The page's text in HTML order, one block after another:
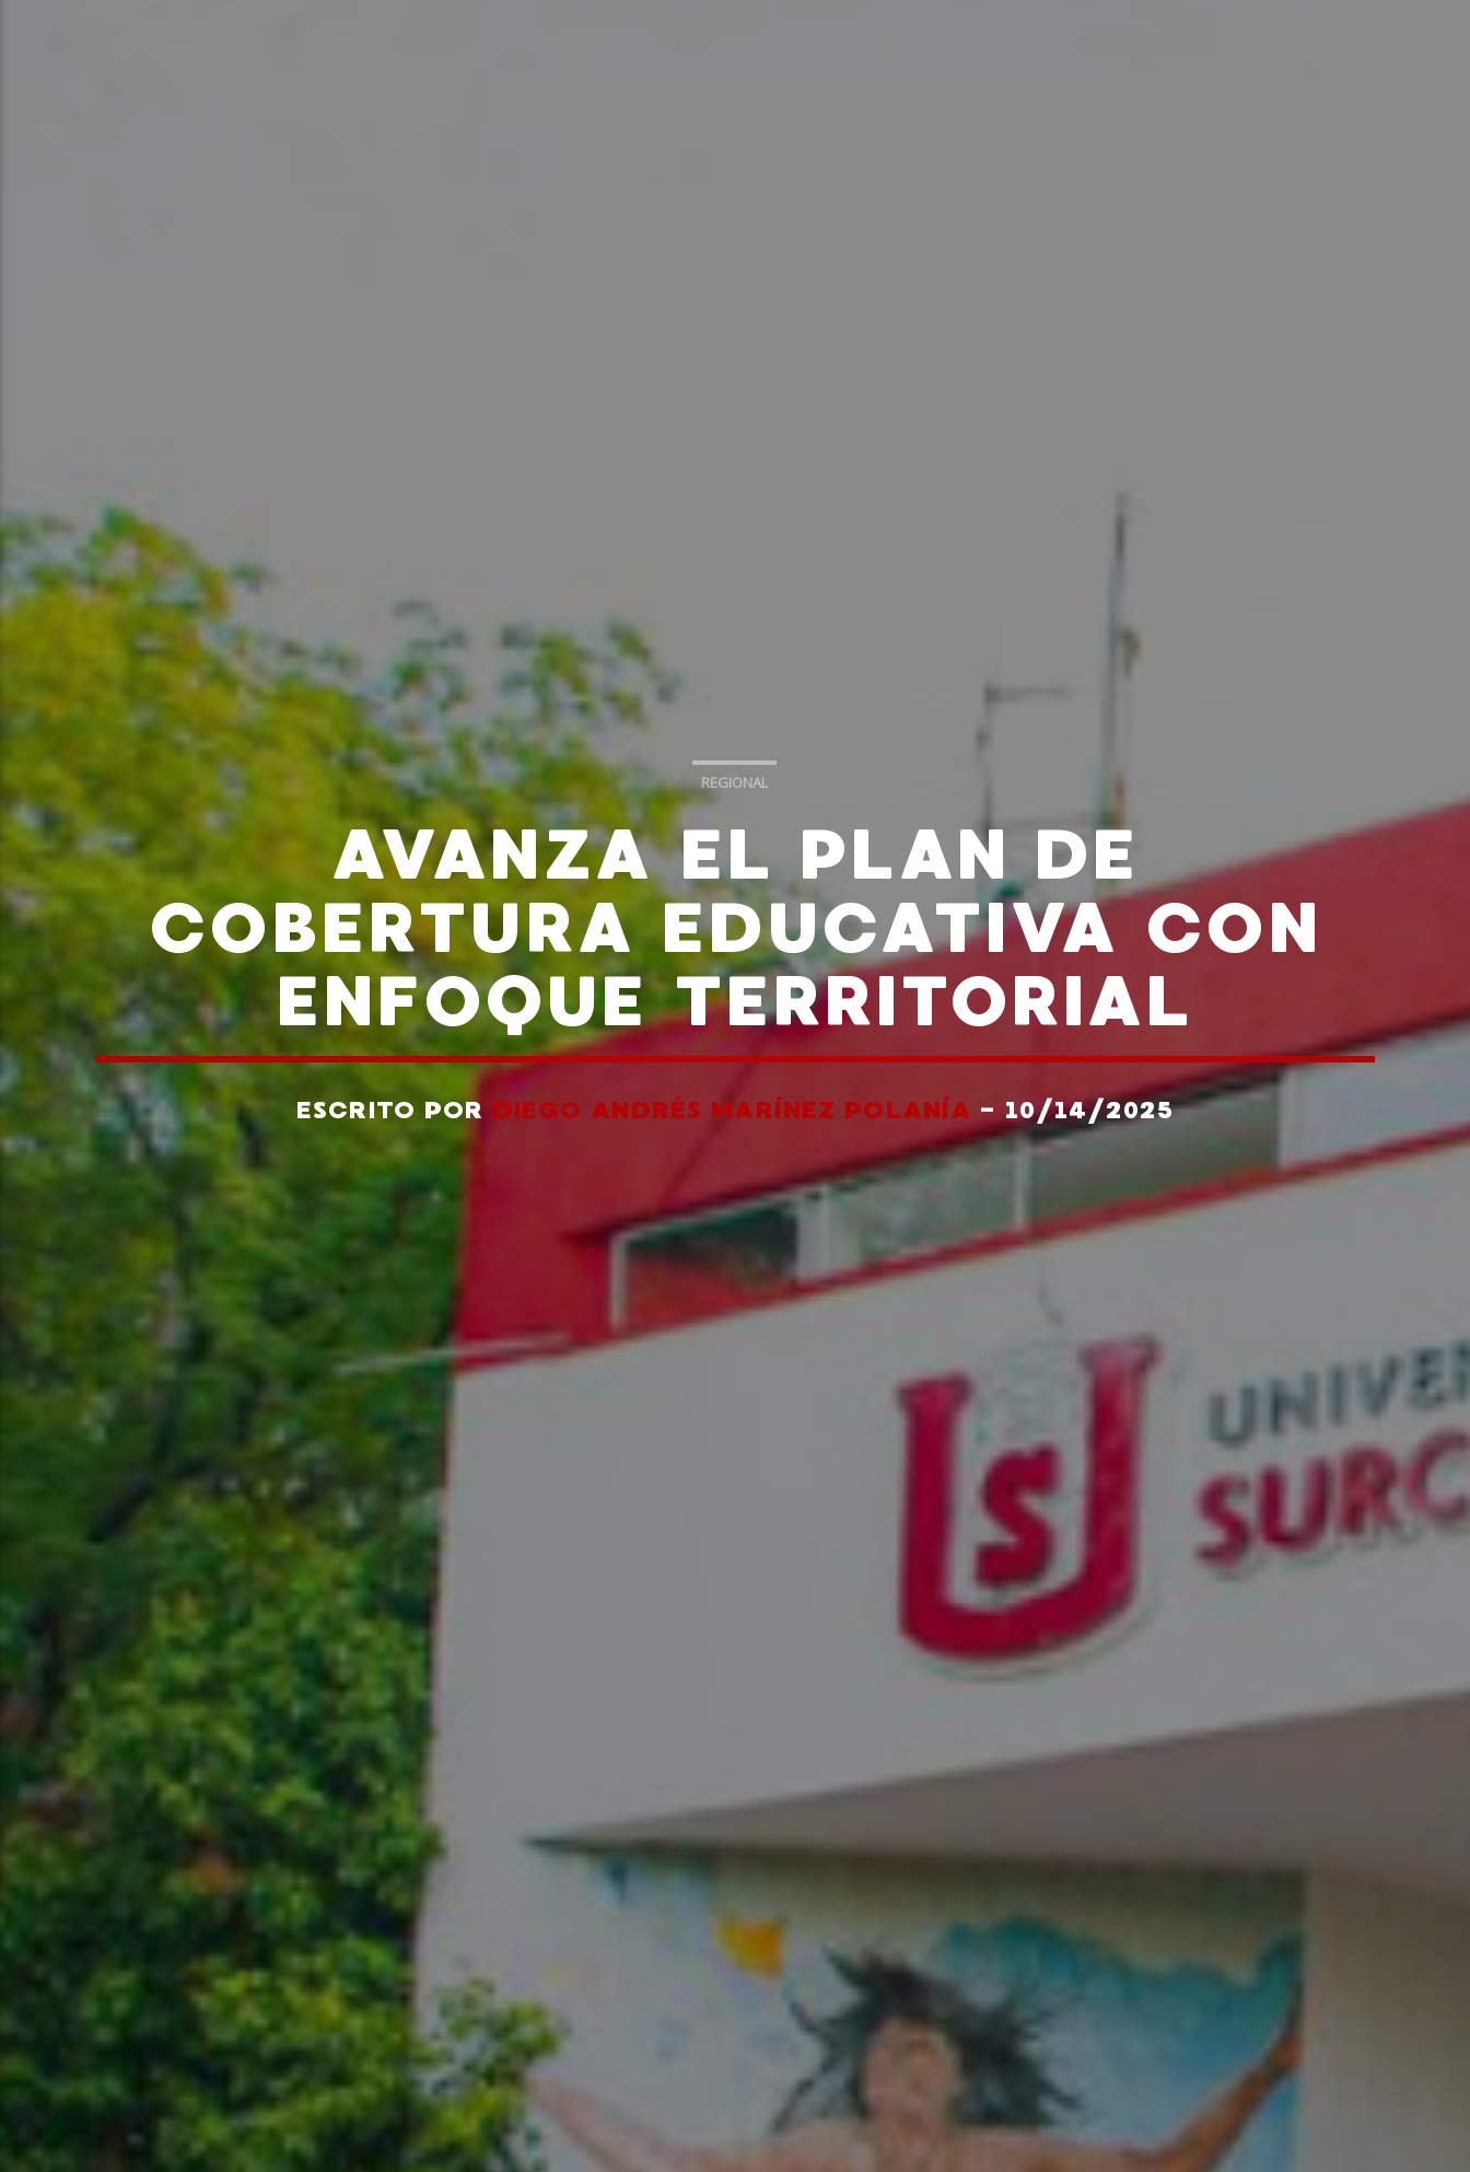
REGIONAL
AVANZA EL PLAN DE
COBERTURA EDUCATIVA CON
ENFOQUE TERRITORIAL
ESCRITO POR DIEGO ANDRÉS MARÍNEZ POLANÍA - 10/14/2025